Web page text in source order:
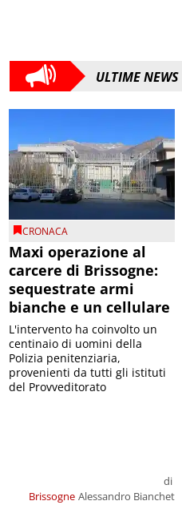
ULTIME NEWS
CRONACA
Maxi operazione al
carcere di Brissogne:
sequestrate armi
bianche e un cellulare
Brissogne
di
Alessandro Bianchet
L'intervento ha coinvolto un
centinaio di uomini della
Polizia penitenziaria,
provenienti da tutti gli istituti
del Provveditorato